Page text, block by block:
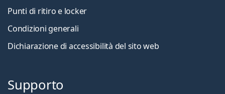
Punti di ritiro e locker
Condizioni generali
Dichiarazione di accessibilità del sito web
Supporto